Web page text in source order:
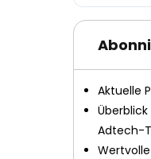
Aktuelle
Adtech-